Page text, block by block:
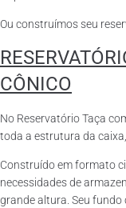
Ou construímos seu
CÔNICO
No Reservatório Taça
toda a estrutura da
Construído em formato
necessidades de
grande altura. Seu